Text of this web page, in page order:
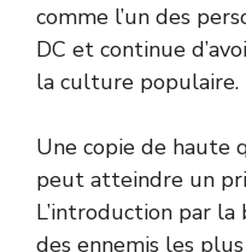
comme l’un des
DC et continue
la culture populaire.
Une copie de haute
peut atteindre un
L’introduction par la
des ennemis les